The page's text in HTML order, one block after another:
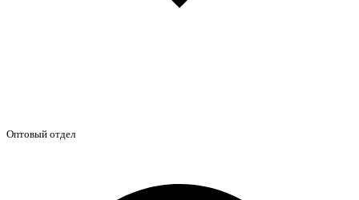
Оптовый отдел